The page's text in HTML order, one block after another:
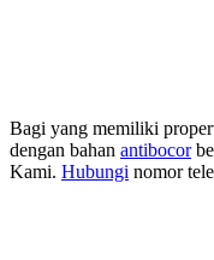
Bagi yang memiliki
dengan bahan antibocor
Kami. Hubungi nomor